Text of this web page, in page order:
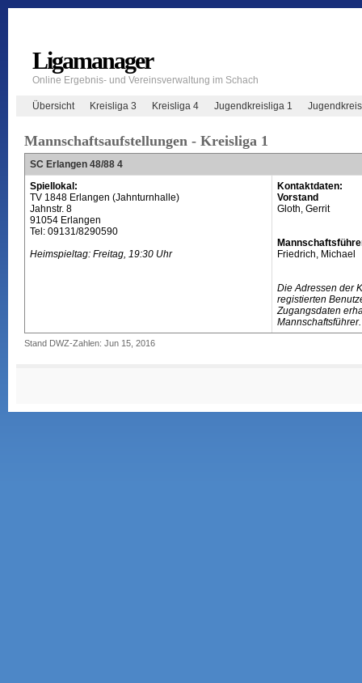
Ligamanager
Online Ergebnis- und Vereinsverwaltung im Schach
Übersicht Kreisliga 3 Kreisliga 4 Jugendkreisliga 1
Mannschaftsaufstellungen - Kreisliga 1
SC Erlangen 48/88 4
Spiellokal:
TV 1848 Erlangen (Jahnturnhalle)
Jahnstr. 8
91054 Erlangen
Tel: 09131/8290590
Heimspieltag: Freitag, 19:30 Uhr
Kontaktdaten:
Vorstand
Gloth, Gerrit
Friedrich, Michael
Die Adressen der
registierten
Zugangsdaten
Mannschaftsführer.
Stand DWZ-Zahlen: Jun 15, 2016